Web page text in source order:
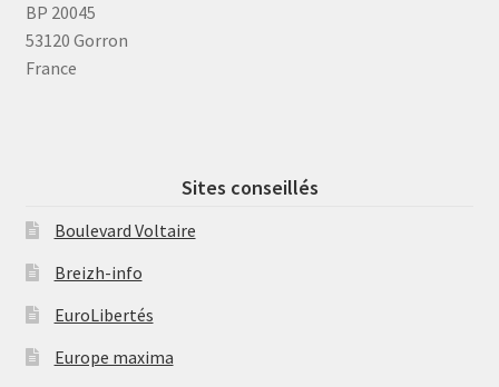
BP 20045
53120 Gorron
France
Sites conseillés
Boulevard Voltaire
Breizh-info
EuroLibertés
Europe maxima